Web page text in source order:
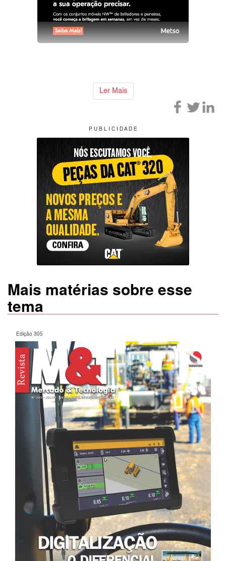
Ler Mais
P U B L I C I D A D E
Mais matérias sobre esse
tema
Edição 305